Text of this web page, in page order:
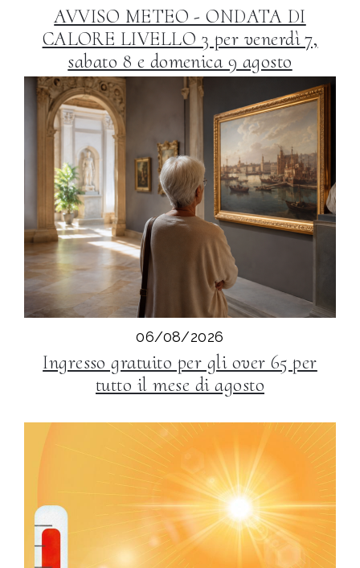
AVVISO METEO - ONDATA DI
CALORE LIVELLO 3 per venerdì 7,
sabato 8 e domenica 9 agosto
06/08/2026
Ingresso gratuito per gli over 65 per
tutto il mese di agosto